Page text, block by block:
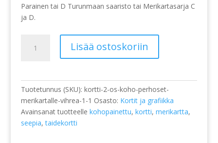
Parainen tai D Turunmaan saaristo tai Merikartasarja C
ja D.
kohopainettu,
määrä
Lisää ostoskoriin
Tuotetunnus (SKU): kortti-2-os-koho-perhoset-
merikartalle-vihrea-1-1 Osasto: Kortit ja grafiikka
Avainsanat tuotteelle kohopainettu, kortti, merikartta,
seepia,taidekortti